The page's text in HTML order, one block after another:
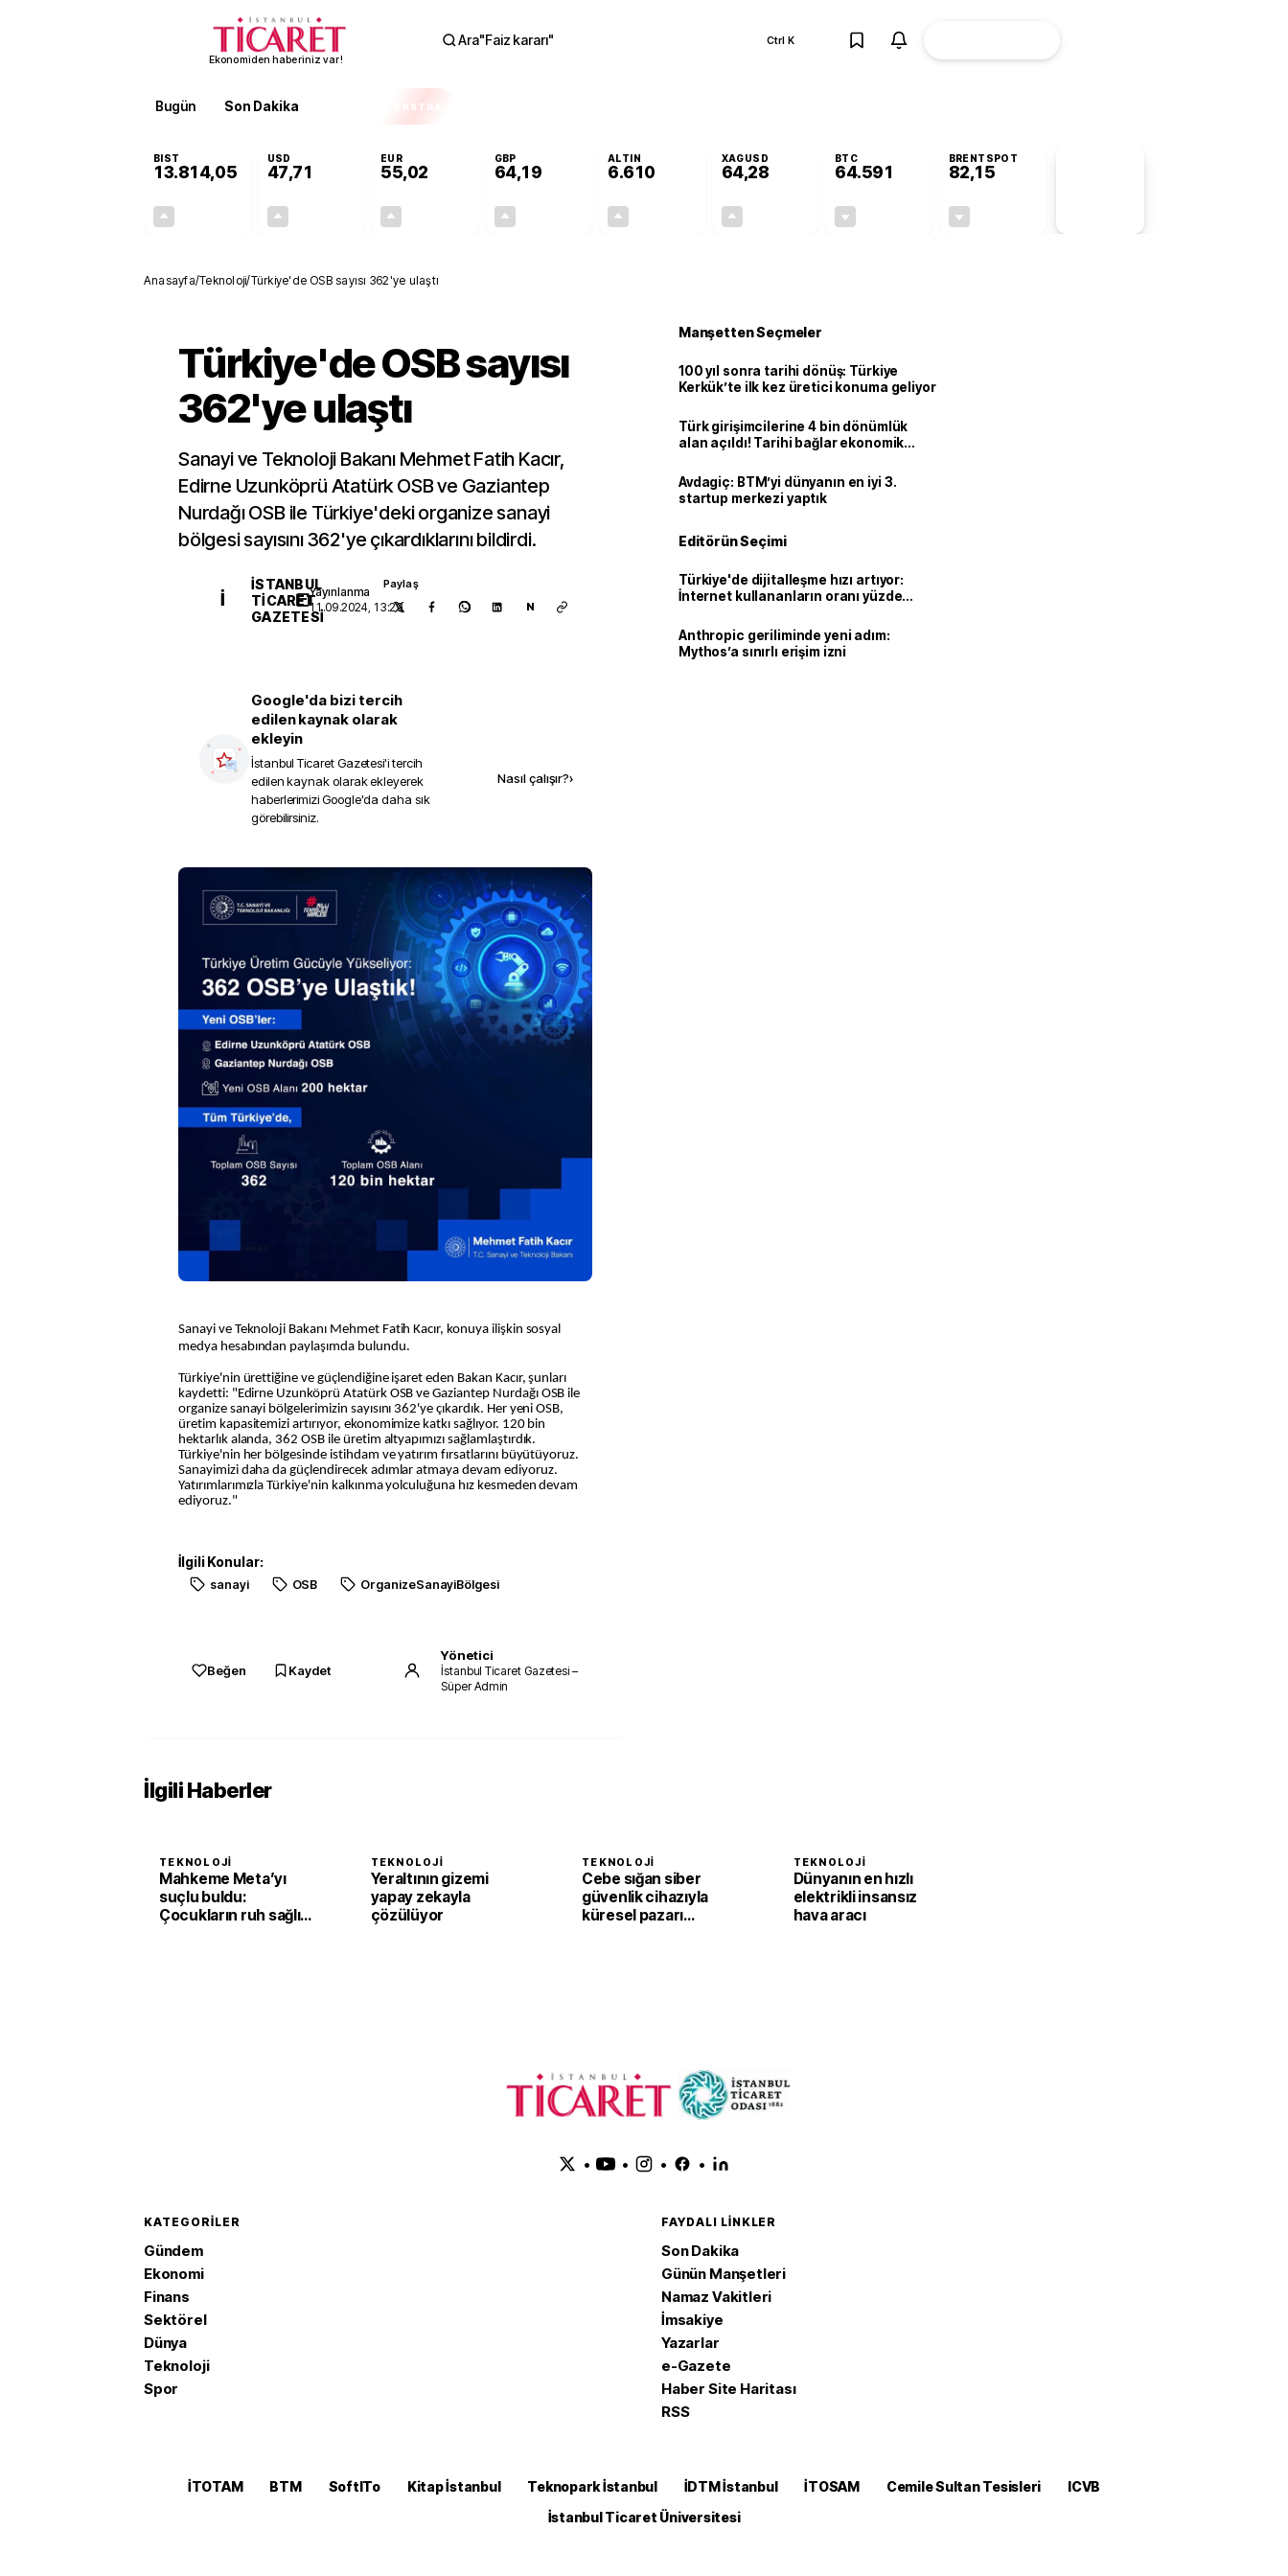
Ekonomiden haberiniz var!
Ara"Faiz kararı" Ctrl K
Bugün Son Dakika EKSTRA
BIST
13.814,05
USD
47,71
EUR
55,02
GBP
64,19
ALTIN
6.610
XAGUSD
64,28
BTC
64.591
BRENTSPOT
82,15
Anasayfa/Teknoloji/Türkiye'de OSB sayısı 362'ye ulaştı
Türkiye'de OSB sayısı
362'ye ulaştı
Sanayi ve Teknoloji Bakanı Mehmet Fatih Kacır,
Edirne Uzunköprü Atatürk OSB ve Gaziantep
Nurdağı OSB ile Türkiye'deki organize sanayi
bölgesi sayısını 362'ye çıkardıklarını bildirdi.
İ
İSTANBUL
TICARET
GAZETESI
Yayınlanma
11.09.2024, 13:29
Paylaş
N
Google'da bizi tercih
edilen kaynak olarak
ekleyin
İstanbul Ticaret Gazetesi'i tercih
edilen kaynak olarak ekleyerek
haberlerimizi Google'da daha sık
görebilirsiniz.
Nasıl çalışır?›
Sanayi ve Teknoloji Bakanı Mehmet Fatih Kacır, konuya ilişkin sosyal
medya hesabından paylaşımda bulundu.
Türkiye'nin ürettiğine ve güçlendiğine işaret eden Bakan Kacır, şunları
kaydetti: "Edirne Uzunköprü Atatürk OSB ve Gaziantep Nurdağı OSB ile
organize sanayi bölgelerimizin sayısını 362'ye çıkardık. Her yeni OSB,
üretim kapasitemizi artırıyor, ekonomimize katkı sağlıyor. 120 bin
hektarlık alanda, 362 OSB ile üretim altyapımızı sağlamlaştırdık.
Türkiye'nin her bölgesinde istihdam ve yatırım fırsatlarını büyütüyoruz.
Sanayimizi daha da güçlendirecek adımlar atmaya devam ediyoruz.
Yatırımlarımızla Türkiye'nin kalkınma yolculuğuna hız kesmeden devam
ediyoruz."
İlgili Konular:
sanayi OSB OrganizeSanayiBölgesi
Beğen Kaydet
Yönetici
İstanbul Ticaret Gazetesi –
Süper Admin
Manşetten Seçmeler
100 yıl sonra tarihi dönüş: Türkiye
Kerkük’te ilk kez üretici konuma geliyor
Türk girişimcilerine 4 bin dönümlük
alan açıldı! Tarihi bağlar ekonomik
Avdagiç: BTM’yi dünyanın en iyi 3.
startup merkezi yaptık
Editörün Seçimi
Türkiye'de dijitalleşme hızı artıyor:
İnternet kullananların oranı yüzde
Anthropic geriliminde yeni adım:
Mythos’a sınırlı erişim izni
İlgili Haberler
TEKNOLOJI
Mahkeme Meta’yı
suçlu buldu:
Çocukların ruh sağlığı
TEKNOLOJI
Yeraltının gizemi
yapay zekayla
çözülüyor
TEKNOLOJI
Cebe sığan siber
güvenlik cihazıyla
küresel pazarı
TEKNOLOJI
Dünyanın en hızlı
elektrikli insansız
hava aracı
• • • •
KATEGORILER
Gündem
Ekonomi
Finans
Sektörel
Dünya
Teknoloji
Spor
FAYDALI LINKLER
Son Dakika
Günün Manşetleri
Namaz Vakitleri
İmsakiye
Yazarlar
e-Gazete
Haber Site Haritası
RSS
İTOTAM BTM SoftITo Kitap İstanbul Teknopark İstanbul İDTM İstanbul İTOSAM Cemile Sultan Tesisleri
ICVB
İstanbul Ticaret Üniversitesi